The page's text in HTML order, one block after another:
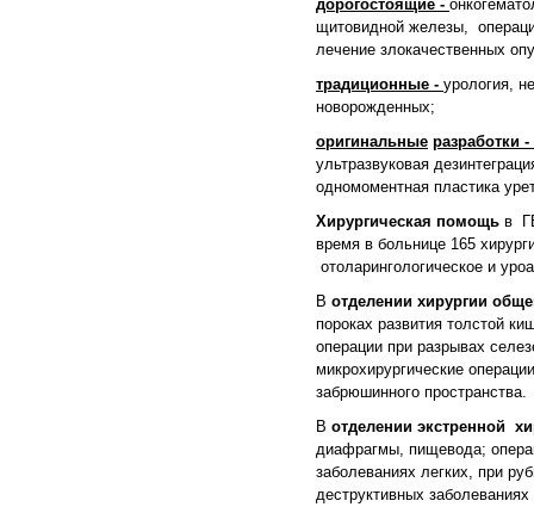
дорогостоящие -
щитовидной железы,
лечение злокачественных
традиционные - урология,
новорожденных;
оригинальные разработки -
ультразвуковая
одномоментная пластика
Хирургическая помощь в
время в больнице 165
отоларингологическое и
В отделении хирургии
пороках развития толстой
операции при разрывах
микрохирургические
забрюшинного пространства.
В отделении экстренной
диафрагмы, пищевода;
заболеваниях легких, при
деструктивных